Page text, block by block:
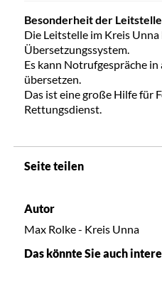
Besonderheit der
Die Leitstelle im Kreis Unna
Übersetzungssystem.
Es kann Notrufgespräche in
übersetzen.
Das ist eine große Hilfe für
Rettungsdienst.
Seite teilen
Autor
Max Rolke - Kreis Unna
Das könnte Sie auch